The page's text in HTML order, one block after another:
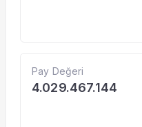
Pay Değeri
4.029.467.144